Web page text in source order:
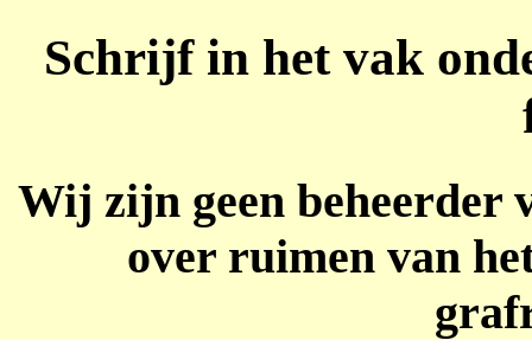
Schrijf in het vak
Wij zijn geen beheerder
over ruimen van